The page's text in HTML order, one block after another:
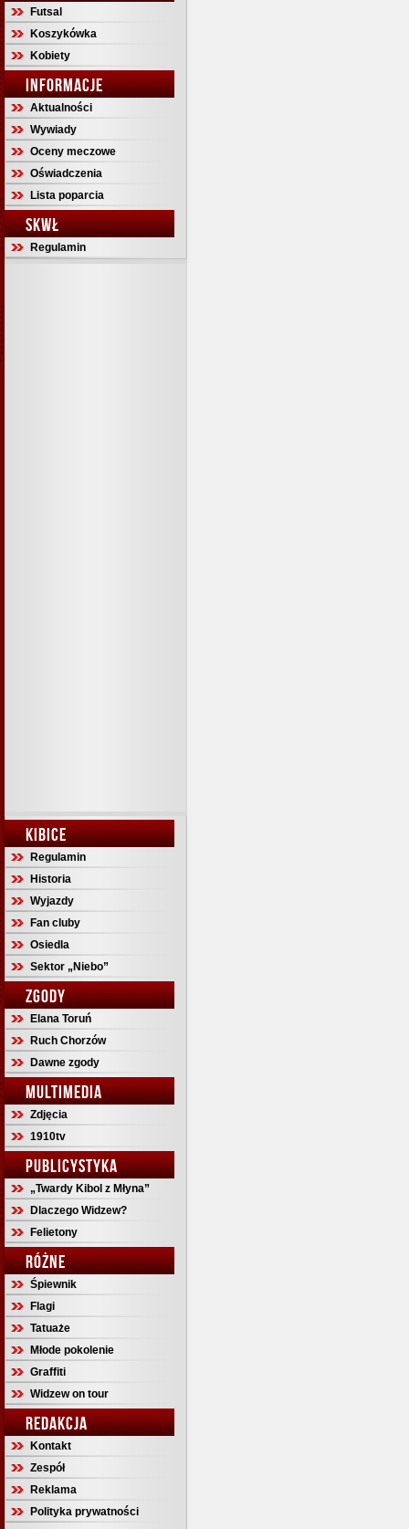
Futsal
Koszykówka
Kobiety
INFORMACJE
Aktualności
Wywiady
Oceny meczowe
Oświadczenia
Lista poparcia
SKWŁ
Regulamin
KIBICE
Regulamin
Historia
Wyjazdy
Fan cluby
Osiedla
Sektor „Niebo”
ZGODY
Elana Toruń
Ruch Chorzów
Dawne zgody
MULTIMEDIA
Zdjęcia
1910tv
PUBLICYSTYKA
„Twardy Kibol z Młyna”
Dlaczego Widzew?
Felietony
RÓŻNE
Śpiewnik
Flagi
Tatuaże
Młode pokolenie
Graffiti
Widzew on tour
REDAKCJA
Kontakt
Zespół
Reklama
Polityka prywatności